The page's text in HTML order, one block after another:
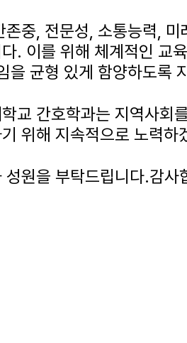
존중, 전문성, 소통능력,
. 이를 위해 체계적인 교
을 균형 있게 함양하도록
교 간호학과는 지역사회
위해 지속적으로 노력하
성원을 부탁드립니다.감사